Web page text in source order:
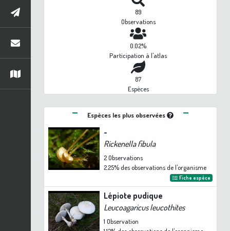
89
Observations
0.02%
Participation à l'atlas
87
Espèces
Espèces les plus observées
-
Rickenella fibula
2Observations
2.25%des observations de l'organisme
Fiche espèce
Lépiote pudique
Leucoagaricus leucothites
1 Observation